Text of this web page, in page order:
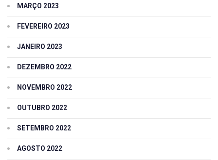
MARÇO 2023
FEVEREIRO 2023
JANEIRO 2023
DEZEMBRO 2022
NOVEMBRO 2022
OUTUBRO 2022
SETEMBRO 2022
AGOSTO 2022